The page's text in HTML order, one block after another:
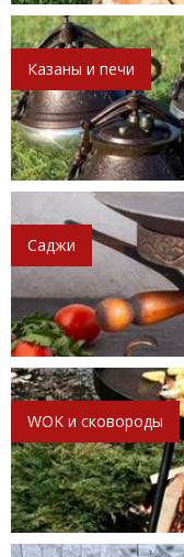
Казаны и печи
Саджи
WOK и сковороды